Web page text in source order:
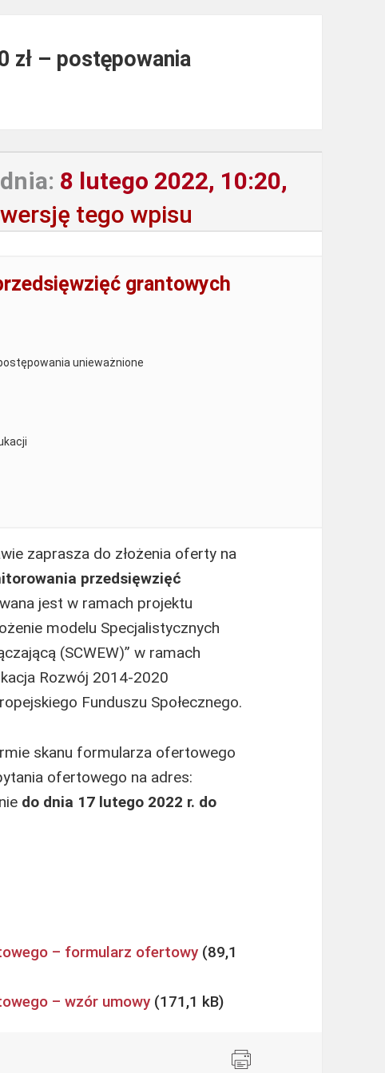
zł – postępowania
8 lutego 2022, 10:20,
tego wpisu
grantowych
unieważnione
zaprasza do złożenia oferty na
przedsięwzięć
jest w ramach projektu
modelu Specjalistycznych
(SCWEW)” w ramach
Rozwój 2014-2020
Funduszu Społecznego.
skanu formularza ofertowego
ofertowego na adres:
do dnia 17 lutego 2022 r. do
– formularz ofertowy
– wzór umowy